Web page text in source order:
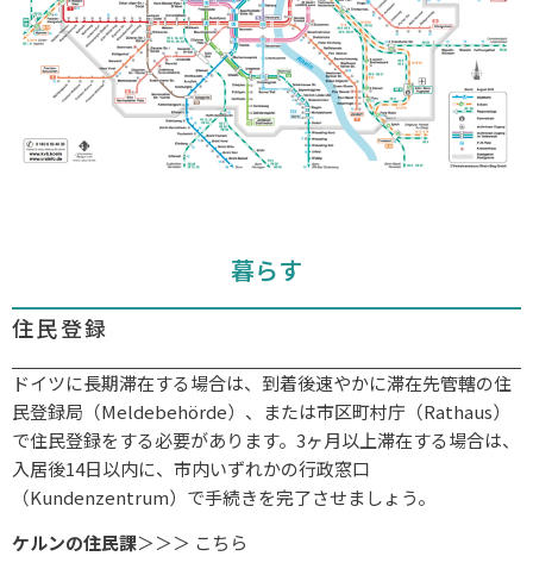
暮らす
住民登録
ドイツに長期滞在する場合は、到着後速やかに滞在先管轄の住
民登録局（Meldebehörde）、または市区町村庁（Rathaus）
で住民登録をする必要があります。3ヶ月以上滞在する場合は、
入居後14日以内に、市内いずれかの行政窓口
（Kundenzentrum）で手続きを完了させましょう。
ケルンの住民課＞＞＞ こちら